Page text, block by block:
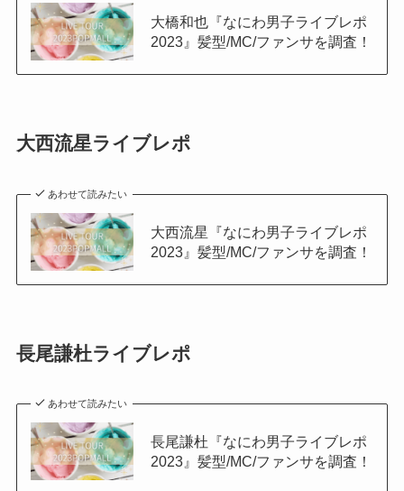
大橋和也『なにわ男子ライブレポ
2023』髪型/MC/ファンサを調査！
大西流星ライブレポ
あわせて読みたい
大西流星『なにわ男子ライブレポ
2023』髪型/MC/ファンサを調査！
長尾謙杜ライブレポ
あわせて読みたい
長尾謙杜『なにわ男子ライブレポ
2023』髪型/MC/ファンサを調査！